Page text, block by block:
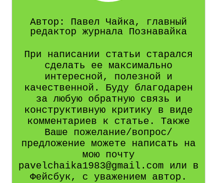
Автор: Павел Чайка, главный
редактор журнала Познавайка
При написании статьи старался
сделать ее максимально
интересной, полезной и
качественной. Буду благодарен
за любую обратную связь и
конструктивную критику в виде
комментариев к статье. Также
Ваше пожелание/вопрос/
предложение можете написать на
мою почту
pavelchaika1983@gmail.com или в
Фейсбук, с уважением автор.